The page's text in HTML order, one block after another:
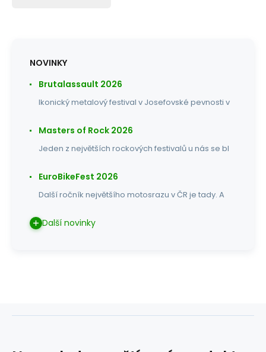
NOVINKY
Brutalassault 2026
Ikonický metalový festival v Josefovské pevnosti v
Masters of Rock 2026
Jeden z největších rockových festivalů u nás se bl
EuroBikeFest 2026
Další ročník největšího motosrazu v ČR je tady. A
Další novinky